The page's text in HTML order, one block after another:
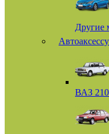
Другие
ВАЗ